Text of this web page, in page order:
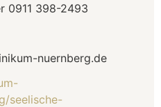
0911 398-2493
nuernberg.de
seelische-